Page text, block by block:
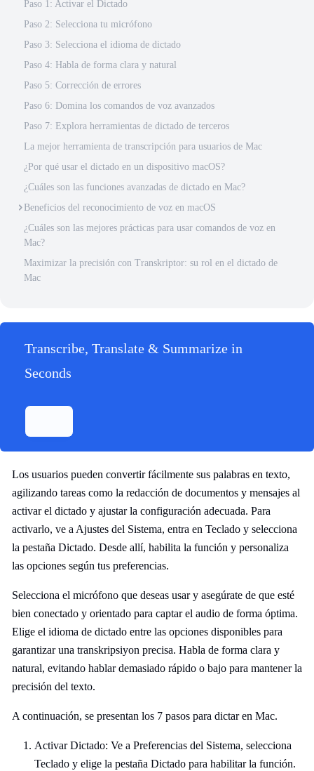
Paso 1: Activar el Dictado
Paso 2: Selecciona tu micrófono
Paso 3: Selecciona el idioma de dictado
Paso 4: Habla de forma clara y natural
Paso 5: Corrección de errores
Paso 6: Domina los comandos de voz avanzados
Paso 7: Explora herramientas de dictado de terceros
La mejor herramienta de transcripción para usuarios de Mac
¿Por qué usar el dictado en un dispositivo macOS?
¿Cuáles son las funciones avanzadas de dictado en Mac?
Beneficios del reconocimiento de voz en macOS
¿Cuáles son las mejores prácticas para usar comandos de voz en
Mac?
Maximizar la precisión con Transkriptor: su rol en el dictado de
Mac
Transcribe, Translate & Summarize in
Seconds
Los usuarios pueden convertir fácilmente sus palabras en texto,
agilizando tareas como la redacción de documentos y mensajes al
activar el dictado y ajustar la configuración adecuada. Para
activarlo, ve a Ajustes del Sistema, entra en Teclado y selecciona
la pestaña Dictado. Desde allí, habilita la función y personaliza
las opciones según tus preferencias.
Selecciona el micrófono que deseas usar y asegúrate de que esté
bien conectado y orientado para captar el audio de forma óptima.
Elige el idioma de dictado entre las opciones disponibles para
garantizar una transkripsiyon precisa. Habla de forma clara y
natural, evitando hablar demasiado rápido o bajo para mantener la
precisión del texto.
A continuación, se presentan los 7 pasos para dictar en Mac.
Activar Dictado: Ve a Preferencias del Sistema, selecciona
Teclado y elige la pestaña Dictado para habilitar la función.